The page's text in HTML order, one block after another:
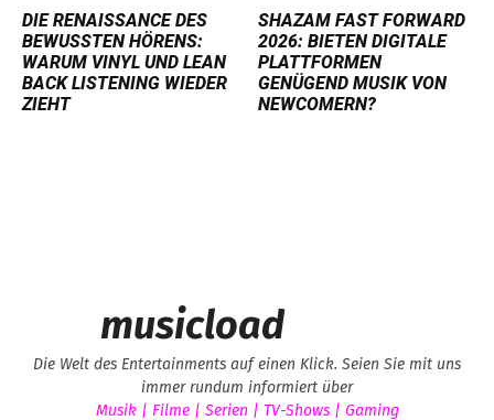
DIE RENAISSANCE DES
BEWUSSTEN HÖRENS:
WARUM VINYL UND LEAN
BACK LISTENING WIEDER
ZIEHT
SHAZAM FAST FORWARD
2026: BIETEN DIGITALE
PLATTFORMEN
GENÜGEND MUSIK VON
NEWCOMERN?
musicload
Die Welt des Entertainments auf einen Klick. Seien Sie mit uns
immer rundum informiert über
Musik | Filme | Serien | TV-Shows | Gaming